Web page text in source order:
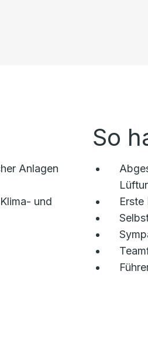
Anlagen
und
So